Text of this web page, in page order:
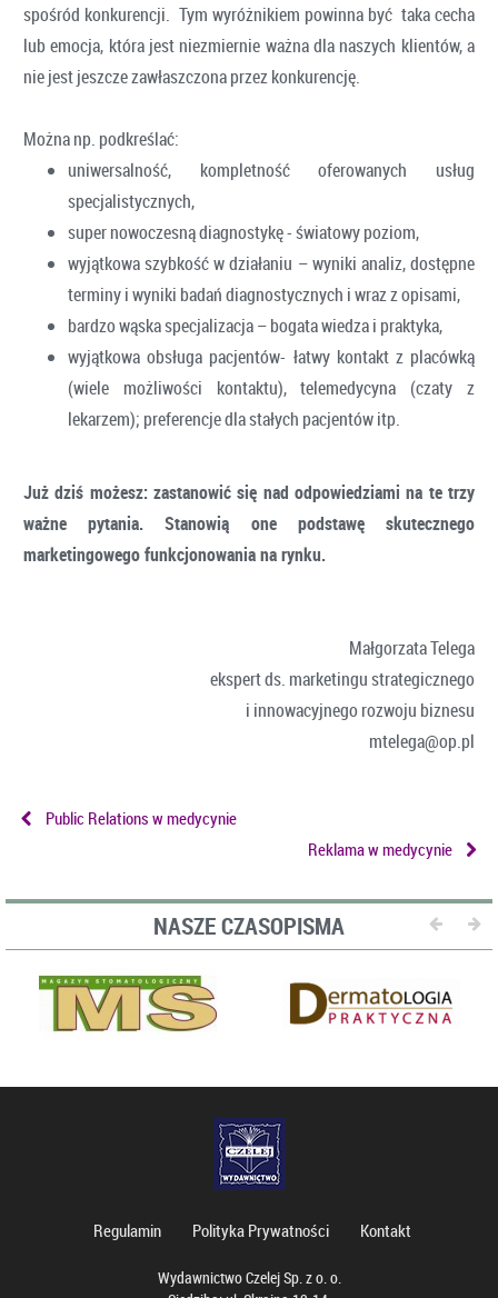
spośród konkurencji. Tym wyróżnikiem powinna być taka cecha
lub emocja, która jest niezmiernie ważna dla naszych klientów, a
nie jest jeszcze zawłaszczona przez konkurencję.
Można np. podkreślać:
uniwersalność, kompletność oferowanych usług
specjalistycznych,
super nowoczesną diagnostykę - światowy poziom,
wyjątkowa szybkość w działaniu – wyniki analiz, dostępne
terminy i wyniki badań diagnostycznych i wraz z opisami,
bardzo wąska specjalizacja – bogata wiedza i praktyka,
wyjątkowa obsługa pacjentów- łatwy kontakt z placówką
(wiele możliwości kontaktu), telemedycyna (czaty z
lekarzem); preferencje dla stałych pacjentów itp.
Już dziś możesz: zastanowić się nad odpowiedziami na te trzy
ważne pytania. Stanowią one podstawę skutecznego
marketingowego funkcjonowania na rynku.
Małgorzata Telega
ekspert ds. marketingu strategicznego
i innowacyjnego rozwoju biznesu
mtelega@op.pl
Public Relations w medycynie
Reklama w medycynie
NASZE CZASOPISMA
Regulamin Polityka Prywatności Kontakt
Wydawnictwo Czelej Sp. z o. o.